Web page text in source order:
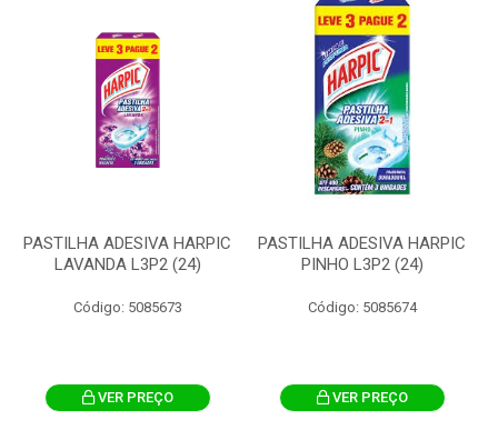
PASTILHA ADESIVA HARPIC
LAVANDA L3P2 (24)
Código: 5085673
VER PREÇO
PASTILHA ADESIVA HARPIC
PINHO L3P2 (24)
Código: 5085674
VER PREÇO